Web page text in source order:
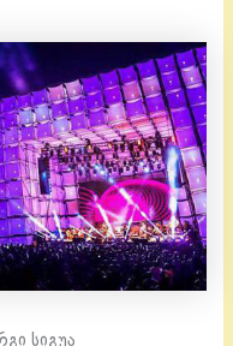
სიგუა